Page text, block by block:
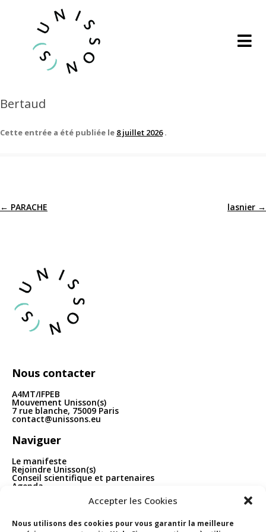
Accepter les Cookies
Nous utilisons des cookies pour vous garantir la meilleure
Bertaud
Cette entrée a été publiée le 8 juillet 2026 .
Navigation
articles
← PARACHE lasnier →
Nous contacter
A4MT/IFPEB
Mouvement Unisson(s)
7 rue blanche, 75009 Paris
contact@unissons.eu
Naviguer
Le manifeste
Rejoindre Unisson(s)
Conseil scientifique et partenaires
Agenda